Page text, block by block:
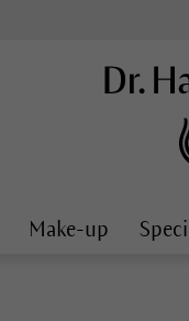
Make-up